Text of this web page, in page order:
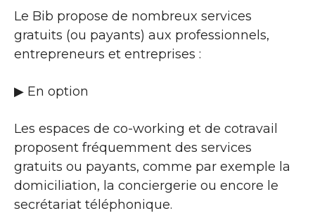
Le Bib propose de nombreux services
gratuits (ou payants) aux professionnels,
entrepreneurs et entreprises :
▶​ En option
Les espaces de co-working et de cotravail
proposent fréquemment des services
gratuits ou payants, comme par exemple la
domiciliation, la conciergerie ou encore le
secrétariat téléphonique.